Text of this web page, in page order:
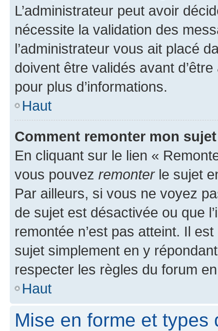
L’administrateur peut avoir
nécessite la validation des
l’administrateur vous ait placé
doivent être validés avant
pour plus d’informations.
Haut
Comment remonter mon
En cliquant sur le lien «
vous pouvez remonterle sujet
Par ailleurs, si vous ne voyez
de sujet est désactivée ou que
remontée n’est pas atteint. Il
sujet simplement en y
respecter les règles du forum
Haut
Mise en forme et types